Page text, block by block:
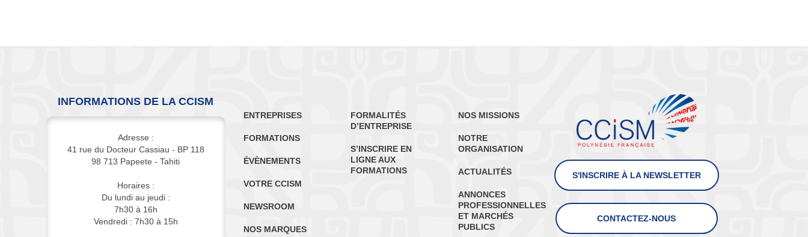
INFORMATIONS DE LA CCISM
Adresse :
41 rue du Docteur Cassiau - BP 118
98 713 Papeete - Tahiti
Horaires :
Du lundi au jeudi :
7h30 à 16h
Vendredi : 7h30 à 15h
ENTREPRISES
FORMATIONS
ÉVÈNEMENTS
VOTRE CCISM
NEWSROOM
NOS MARQUES
FORMALITÉS
D’ENTREPRISE
S’INSCRIRE EN
LIGNE AUX
FORMATIONS
NOS MISSIONS
NOTRE
ORGANISATION
ACTUALITÉS
ANNONCES
PROFESSIONNELLES
ET MARCHÉS
PUBLICS
S'INSCRIRE À LA NEWSLETTER
CONTACTEZ-NOUS